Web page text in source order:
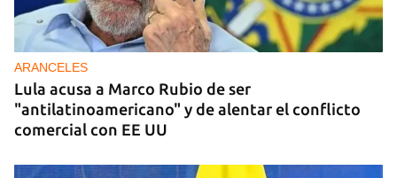
ARANCELES
Lula acusa a Marco Rubio de ser
"antilatinoamericano" y de alentar el conflicto
comercial con EE UU